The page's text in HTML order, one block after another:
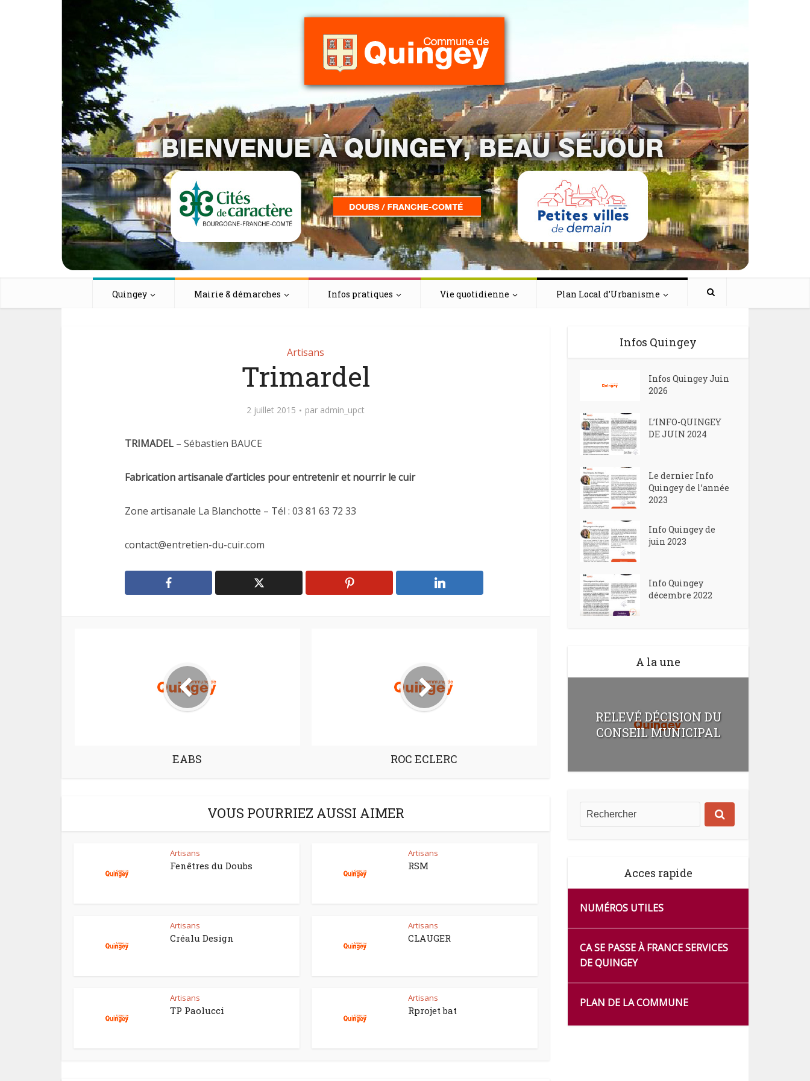
Quingey Mairie & démarches Infos pratiques Vie quotidienne Plan Local d’Urbanisme
Artisans
Trimardel
2 juillet 2015 par admin_upct
TRIMADEL – Sébastien BAUCE
Fabrication artisanale d’articles pour entretenir et nourrir le cuir
Zone artisanale La Blanchotte – Tél : 03 81 63 72 33
contact@entretien-du-cuir.com
EABS ROC ECLERC
VOUS POURRIEZ AUSSI AIMER
Artisans
Fenêtres du Doubs
Artisans
RSM
Artisans
Créalu Design
Artisans
CLAUGER
Artisans
TP Paolucci
Artisans
Rprojet bat
Infos Quingey
Infos Quingey Juin
2026
L’INFO-QUINGEY
DE JUIN 2024
Le dernier Info
Quingey de l’année
2023
Info Quingey de
juin 2023
Info Quingey
décembre 2022
A la une
RELEVÉ DÉCISION DU
CONSEIL MUNICIPAL
Acces rapide
NUMÉROS UTILES
CA SE PASSE À FRANCE SERVICES
DE QUINGEY
PLAN DE LA COMMUNE